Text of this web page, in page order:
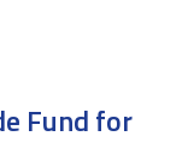
Fund for